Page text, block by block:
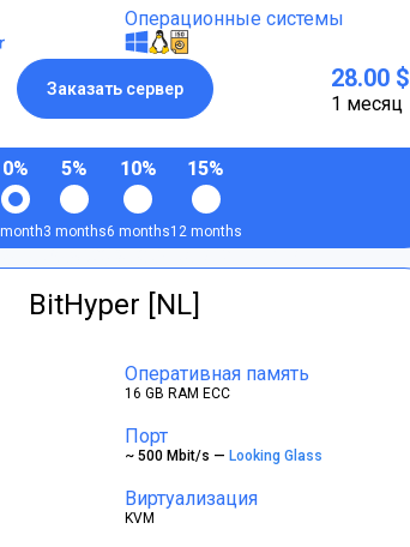
Операционные системы
Заказать сервер 28.00 $
1 месяц
0% 5%
3 months
10%
6 months
15%
12 months
BitHyper [NL]
Оперативная память
16 GB RAM ECC
Порт
~ 500 Mbit/s — Looking Glass
Виртуализация
KVM